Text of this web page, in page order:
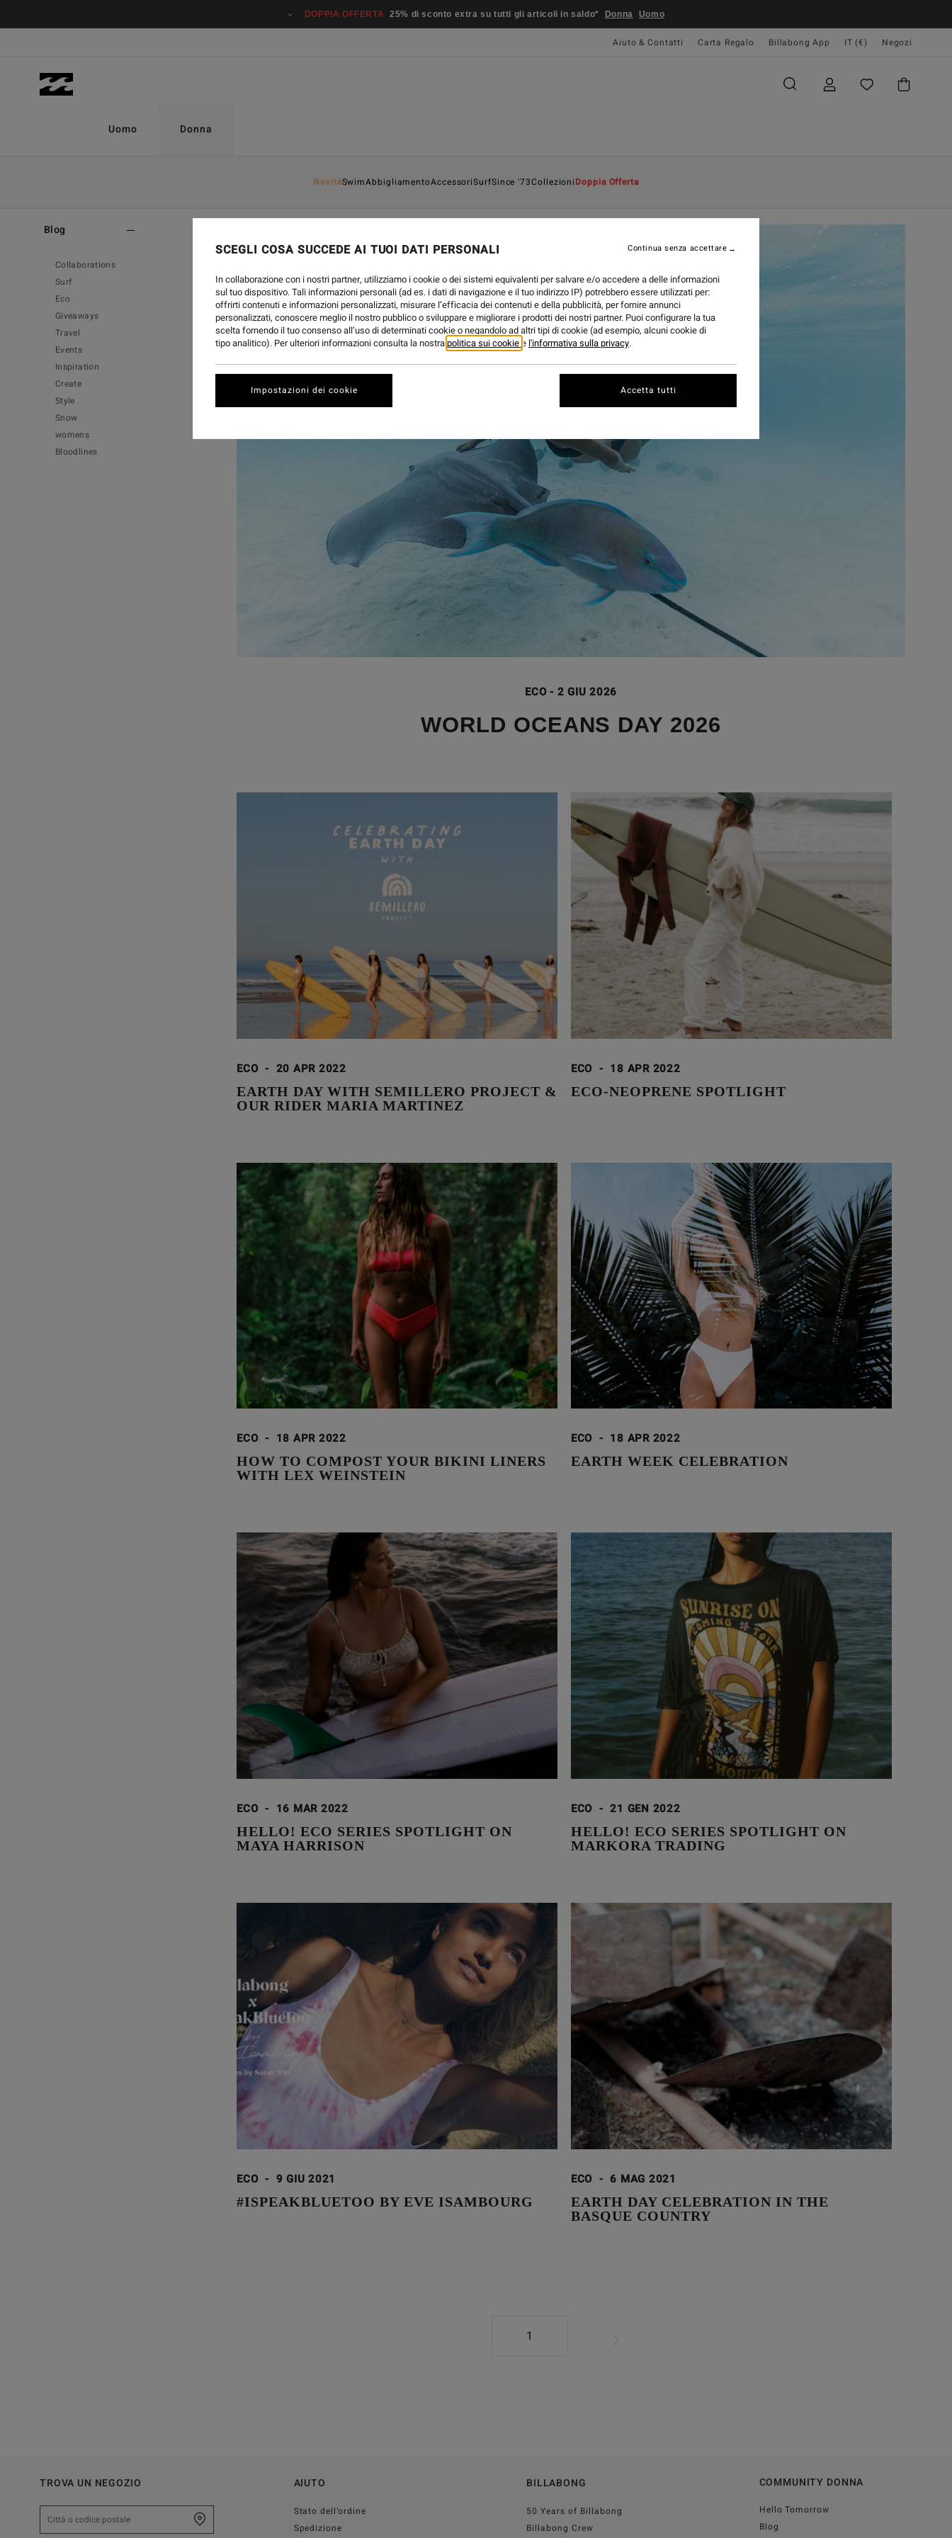
DOPPIA OFFERTA 25% di sconto extra su tutti gli articoli in saldo* Donna Uomo
Aiuto & Contatti Carta Regalo Billabong App IT (€) Negozi
Uomo Donna
NovitàSwimAbbigliamentoAccessoriSurfSince '73CollezioniDoppia Offerta
Blog
Collaborations
Surf
Eco
Giveaways
Travel
Events
Inspiration
Create
Style
Snow
womens
Bloodlines
ECO- 2 GIU 2026
WORLD OCEANS DAY 2026
ECO - 20 APR 2022
EARTH DAY WITH SEMILLERO PROJECT &
OUR RIDER MARIA MARTINEZ
ECO - 18 APR 2022
ECO-NEOPRENE SPOTLIGHT
ECO - 18 APR 2022
HOW TO COMPOST YOUR BIKINI LINERS
WITH LEX WEINSTEIN
ECO - 18 APR 2022
EARTH WEEK CELEBRATION
ECO - 16 MAR 2022
HELLO! ECO SERIES SPOTLIGHT ON
MAYA HARRISON
ECO - 21 GEN 2022
HELLO! ECO SERIES SPOTLIGHT ON
MARKORA TRADING
ECO - 9 GIU 2021
#ISPEAKBLUETOO BY EVE ISAMBOURG
ECO - 6 MAG 2021
EARTH DAY CELEBRATION IN THE
BASQUE COUNTRY
1
TROVA UN NEGOZIO AIUTO
Stato dell’ordine
Spedizione
BILLABONG
50 Years of Billabong
Billabong Crew
COMMUNITY DONNA
Hello Tomorrow
Blog
SCEGLI COSA SUCCEDE AI TUOI DATI PERSONALI
In collaborazione con i nostri partner, utilizziamo i cookie o dei sistemi equivalenti per salvare e/o accedere a delle informazioni
sul tuo dispositivo. Tali informazioni personali (ad es. i dati di navigazione e il tuo indirizzo IP) potrebbero essere utilizzati per:
offrirti contenuti e informazioni personalizzati, misurare l’efficacia dei contenuti e della pubblicità, per fornire annunci
personalizzati, conoscere meglio il nostro pubblico o sviluppare e migliorare i prodotti dei nostri partner. Puoi configurare la tua
scelta fornendo il tuo consenso all’uso di determinati cookie o negandolo ad altri tipi di cookie (ad esempio, alcuni cookie di
tipo analitico). Per ulteriori informazioni consulta la nostrapolitica sui cookie e l'informativa sulla privacy.
Impostazioni dei cookie
Continua senza accettare
Accetta tutti